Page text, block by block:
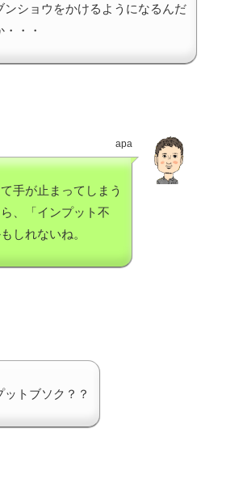
ンショウをかけるようになるんだ
・・・
apa
手が止まってしまう
、「インプット不
しれないね。
ットブソク？？